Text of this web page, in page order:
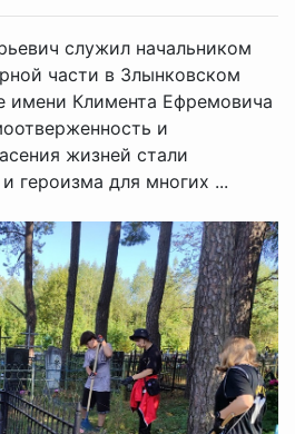
служил начальником
части в Злынковском
имени Климента Ефремовича
и
жизней стали
героизма для многих ...